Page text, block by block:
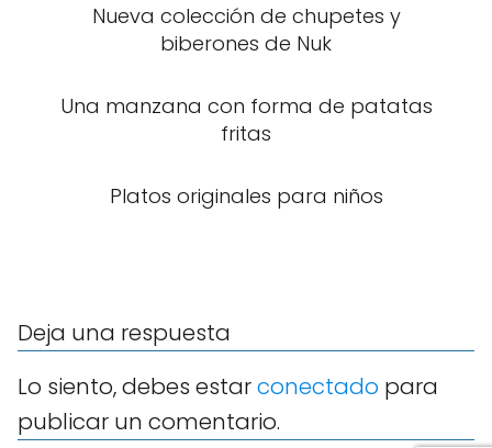
Nueva colección de chupetes y
biberones de Nuk
Una manzana con forma de patatas
fritas
Platos originales para niños
Deja una respuesta
Lo siento, debes estarconectado para
publicar un comentario.